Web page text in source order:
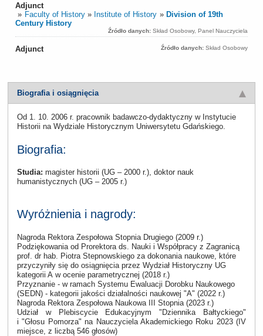
Adjunct
Faculty of History
Institute of History
Division of 19th
Century History
Źródło danych: Skład Osobowy, Panel Nauczyciela
Adjunct Źródło danych: Skład Osobowy
Biografia i osiągnięcia
Od 1. 10. 2006 r. pracownik badawczo-dydaktyczny w Instytucie
Historii na Wydziale Historycznym Uniwersytetu Gdańskiego.
Biografia:
Studia: magister historii (UG – 2000 r.), doktor nauk
humanistycznych (UG – 2005 r.)
Wyróżnienia i nagrody:
Nagroda Rektora Zespołowa Stopnia Drugiego (2009 r.)
Podziękowania od Prorektora ds. Nauki i Współpracy z Zagranicą
prof. dr hab. Piotra Stepnowskiego za dokonania naukowe, które
przyczyniły się do osiągnięcia przez Wydział Historyczny UG
kategorii A w ocenie parametrycznej (2018 r.)
Przyznanie - w ramach Systemu Ewaluacji Dorobku Naukowego
(SEDN) - kategorii jakości działalności naukowej "A" (2022 r.)
Nagroda Rektora Zespołowa Naukowa III Stopnia (2023 r.)
Udział w Plebiscycie Edukacyjnym "Dziennika Bałtyckiego"
i "Głosu Pomorza" na Nauczyciela Akademickiego Roku 2023 (IV
miejsce, z liczbą 546 głosów)